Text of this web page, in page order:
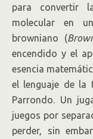
para convertir
molecular en
browniano (
encendido y el
esencia
el lenguaje de la
Parrondo. Un
juegos por
perder, sin